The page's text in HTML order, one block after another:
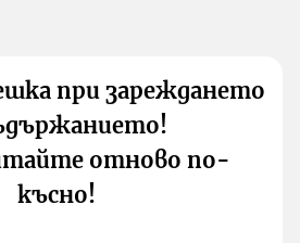
при зареждането
отново по-
късно!